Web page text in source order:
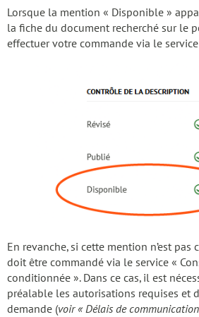
Lorsque la mention « Disponible »
la fiche du document recherché sur le
effectuer votre commande via le
En revanche, si cette mention n’est pas
doit être commandé via le service «
conditionnée ». Dans ce cas, il est
préalable les autorisations requises et
demande (voir « Délais de